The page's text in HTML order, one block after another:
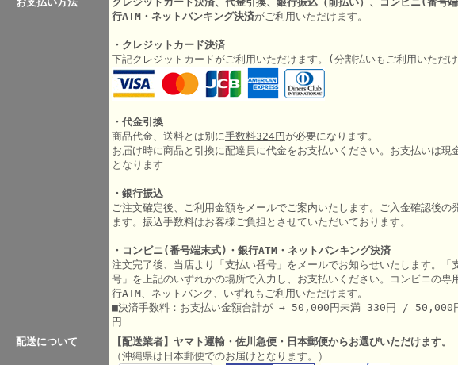
行ATM・ネットバンキング決済がご利用いただけます。
・クレジットカード決済
下記クレジットカードがご利用いただけます。(分割払いもご利用いただ
・代金引換
商品代金、送料とは別に手数料324円 が必要になります。
お届け時に商品と引換に配達員に代金をお支払いください。お支払いは現
となります
・銀行振込
ご注文確定後、ご利用金額をメールでご案内いたします。ご入金確認後の
ます。振込手数料はお客様ご負担とさせていただいております。
・コンビニ(番号端末式)・銀行ATM・ネットバンキング決済
注文完了後、当店より「支払い番号」をメールでお知らせいたします。「
号」を上記のいずれかの場所で入力し、お支払いください。コンビニの専
行ATM、ネットバンク、いずれもご利用いただけます。
■決済手数料：お支払い金額合計が → 50,000円未満 330円 / 50,000
円
配送について
【配送業者】ヤマト運輸・佐川急便・日本郵便からお選びいただけます。
（沖縄県は日本郵便でのお届けとなります。）